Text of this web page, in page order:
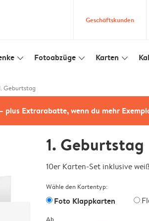
Geschäftskunden
slim_arrow_down Fotoabzüge slim_arrow_down Karten slim_arrow_down
Geburtstag
plus Extrarabatte, wenn du mehr
1. Geburtstag
10er Karten-Set inklusive
Wähle den Kartentyp:
Foto Klappkarten
Ab